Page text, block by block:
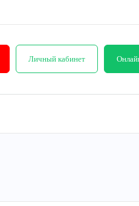
Личный кабинет